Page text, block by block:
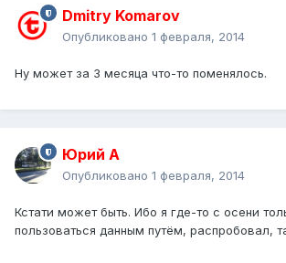
Dmitry Komarov
Опубликовано 1 февраля, 2014
Ну может за 3 месяца что-то поменялось.
Юрий А
Опубликовано 1 февраля, 2014
Кстати может быть. Ибо я где-то с осени
пользоваться данным путём, распробовал,